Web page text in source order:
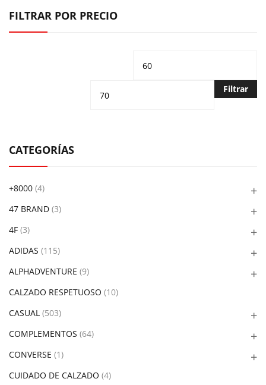
FILTRAR POR PRECIO
Precio
Filtrar
CATEGORÍAS
+8000 (4)
47 BRAND (3)
4F (3)
ADIDAS (115)
ALPHADVENTURE (9)
CALZADO RESPETUOSO (10)
CASUAL (503)
COMPLEMENTOS (64)
CONVERSE (1)
CUIDADO DE CALZADO (4)